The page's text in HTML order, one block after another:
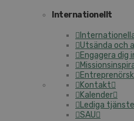
Internationellt
Utsända och
Engagera
Kontakt
Kalender
Lediga
SAU